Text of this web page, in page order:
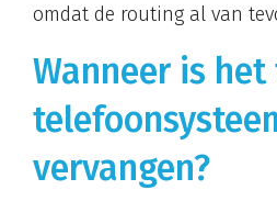
omdat de routing al van
Wanneer is
vervangen?